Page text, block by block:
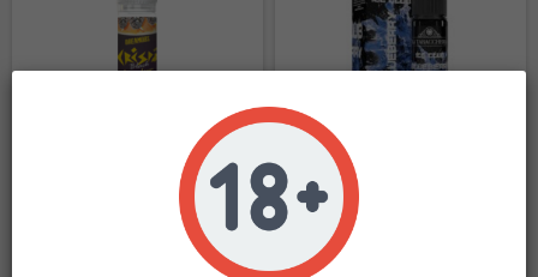
Dreamods Crispi Black Shot 20 ml
La Tabaccheria Ice Club Blueberry
Ice Shot 20 ml